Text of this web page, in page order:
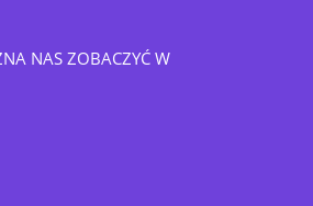
NAS ZOBACZYĆ W